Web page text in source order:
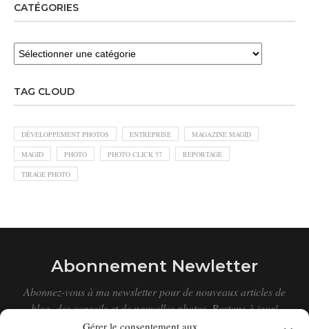
Gérer le consentement aux
CATÉGORIES
TAG CLOUD
DÉVELOPPEMENT PHOTOS ENTREPRISE MAGAZINE MAGID
MAGID PHOTO PHOTO CLICK 57 REPORTAGE
TIRAGE PHOTO
Abonnement Newletter
Abonnez-vous à ma newsletter pour de nouveaux articles de
blog, des conseils et de nouvelles photos. Restons à jour!